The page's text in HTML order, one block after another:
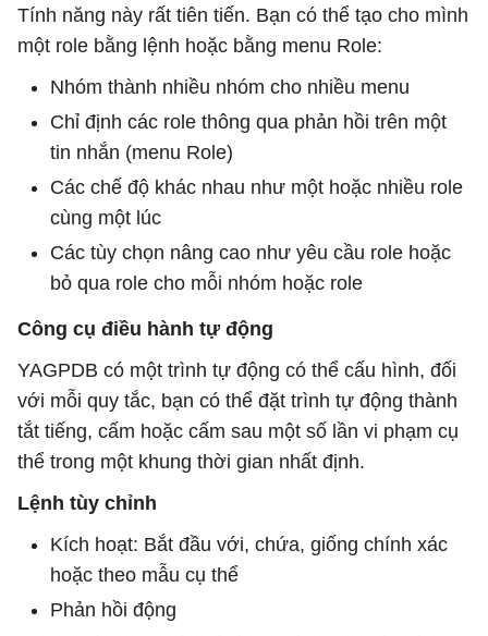
Tính năng này rất tiên tiến. Bạn có thể tạo cho mình
một role bằng lệnh hoặc bằng menu Role:
Nhóm thành nhiều nhóm cho nhiều menu
Chỉ định các role thông qua phản hồi trên một
tin nhắn (menu Role)
Các chế độ khác nhau như một hoặc nhiều role
cùng một lúc
Các tùy chọn nâng cao như yêu cầu role hoặc
bỏ qua role cho mỗi nhóm hoặc role
Công cụ điều hành tự động
YAGPDB có một trình tự động có thể cấu hình, đối
với mỗi quy tắc, bạn có thể đặt trình tự động thành
tắt tiếng, cấm hoặc cấm sau một số lần vi phạm cụ
thể trong một khung thời gian nhất định.
Lệnh tùy chỉnh
Kích hoạt: Bắt đầu với, chứa, giống chính xác
hoặc theo mẫu cụ thể
Phản hồi động